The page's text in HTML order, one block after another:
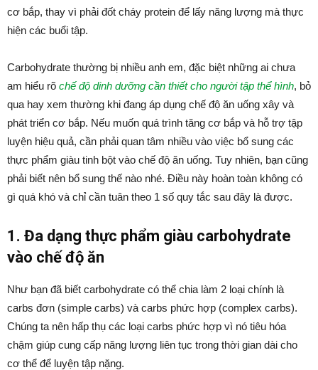
cơ bắp, thay vì phải đốt cháy protein để lấy năng lượng mà thực
hiện các buổi tập.
Carbohydrate thường bị nhiều anh em, đặc biệt những ai chưa
am hiểu rõ chế độ dinh dưỡng cần thiết cho người tập thể hình, bỏ
qua hay xem thường khi đang áp dụng chế độ ăn uống xây và
phát triển cơ bắp. Nếu muốn quá trình tăng cơ bắp và hỗ trợ tập
luyện hiệu quả, cần phải quan tâm nhiều vào việc bổ sung các
thực phẩm giàu tinh bột vào chế độ ăn uống. Tuy nhiên, bạn cũng
phải biết nên bổ sung thế nào nhé. Điều này hoàn toàn không có
gì quá khó và chỉ cần tuân theo 1 số quy tắc sau đây là được.
1. Đa dạng thực phẩm giàu carbohydrate
vào chế độ ăn
Như bạn đã biết carbohydrate có thể chia làm 2 loại chính là
carbs đơn (simple carbs) và carbs phức hợp (complex carbs).
Chúng ta nên hấp thụ các loại carbs phức hợp vì nó tiêu hóa
chậm giúp cung cấp năng lượng liên tục trong thời gian dài cho
cơ thể để luyện tập nặng.